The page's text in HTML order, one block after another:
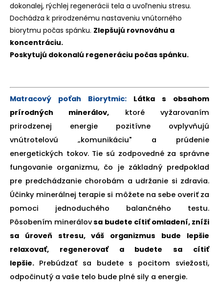
dokonalej, rýchlej regenerácii tela a uvoľneniu stresu.
Dochádza k prirodzenému nastaveniu vnútorného
biorytmu počas spánku. Zlepšujú rovnováhu a
koncentráciu.
Poskytujú dokonalú regeneráciu počas spánku.
Matracový poťah Biorytmic: Látka s obsahom
prírodných minerálov, ktoré vyžarovaním
prirodzenej energie pozitívne ovplyvňujú
vnútrotelovú „komunikáciu" a prúdenie
energetických tokov. Tie sú zodpovedné za správne
fungovanie organizmu, čo je základný predpoklad
pre predchádzanie chorobám a udržanie si zdravia.
Účinky minerálnej terapie si môžete na sebe overiť za
pomoci jednoduchého balančného testu.
Pôsobením minerálovsa budete cítiť omladení, zníži
sa úroveň stresu, váš organizmus bude lepšie
relaxovať, regenerovať a budete sa cítiť
lepšie. Prebúdzať sa budete s pocitom sviežosti,
odpočinutý a vaše telo bude plné sily a energie.